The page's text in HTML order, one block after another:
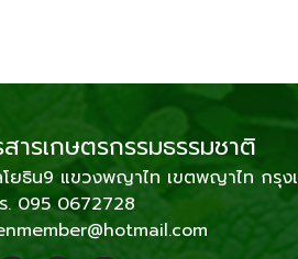
ารเกษตรกรรมธรรมชาติ
ธิน9 แขวงพญาไท เขตพญาไท กรุง
. 095 0672728